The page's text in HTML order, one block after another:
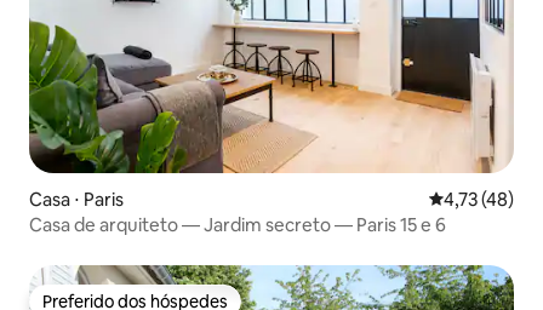
Casa ⋅ Paris 4,73 de uma
4,73 (48)
Casa de arquiteto — Jardim secreto — Paris 15 e 6
Preferido dos hóspedes